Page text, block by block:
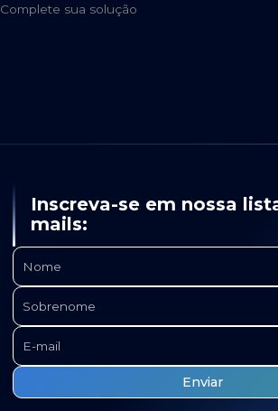
Complete sua solução
Inscreva-se em nossa
mails: